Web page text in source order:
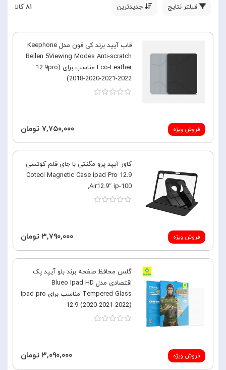
فیلتر نتایج جدیدترین ۸۱ کالا
فروش ویژه
قاب آیپد برند کی فون مدل Keephone
Bellen 5Viewing Modes Anti-scratch
Eco-Leather مناسب برای (12.9pro
(2018-2020-2021-2022
۷,۷۵۰,۰۰۰ تومان
فروش ویژه
کاور آیپد پرو مگنتی با جای قلم کوتسی
Coteci Magnetic Case ipad Pro 12.9
,Air12.9″ ip-100
۳,۷۹۰,۰۰۰ تومان
فروش ویژه
گلس محافظ صفحه برند بلو آیپد پک
اقتصادی مدل Blueo Ipad HD
Tempered Glass مناسب برای ipad pro
12.9 (2020-2021-2022)
۳,۰۹۰,۰۰۰ تومان